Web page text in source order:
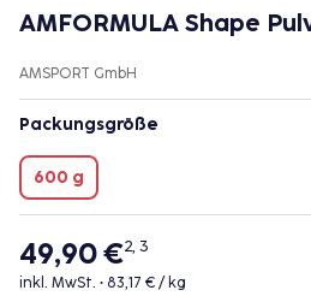
AMFORMULA Shape
AMSPORT GmbH
Packungsgröße
600 g
49,90 €2, 3
inkl. MwSt. • 83,17 € / kg